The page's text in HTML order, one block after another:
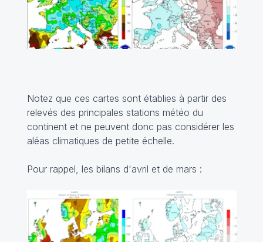
Notez que ces cartes sont établies à partir des
relevés des principales stations météo du
continent et ne peuvent donc pas considérer les
aléas climatiques de petite échelle.
Pour rappel, les bilans d'avril et de mars :